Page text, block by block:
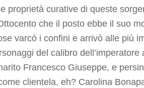
proprietà curative di queste
che il posto ebbe il suo
varcò i confini e arrivò alle più
del calibro
Francesco Giuseppe, e
clientela, eh? Carolina